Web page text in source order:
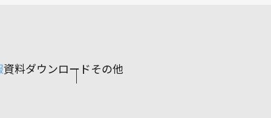
資料ダウンロードその他